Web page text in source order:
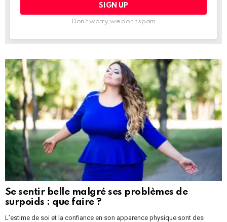
Don't worry, we don't spam
Se sentir belle malgré ses problèmes de
surpoids : que faire ?
L’estime de soi et la confiance en son apparence physique sont des